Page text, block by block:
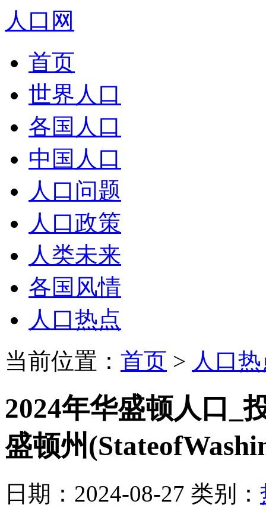
人口网
首页
世界人口
各国人口
中国人口
人口问题
人口政策
人类未来
各国风情
人口热点
当前位置： 首页 > 人口
2024年华盛顿人口_
盛顿州
日期：2024-08-27 类别：